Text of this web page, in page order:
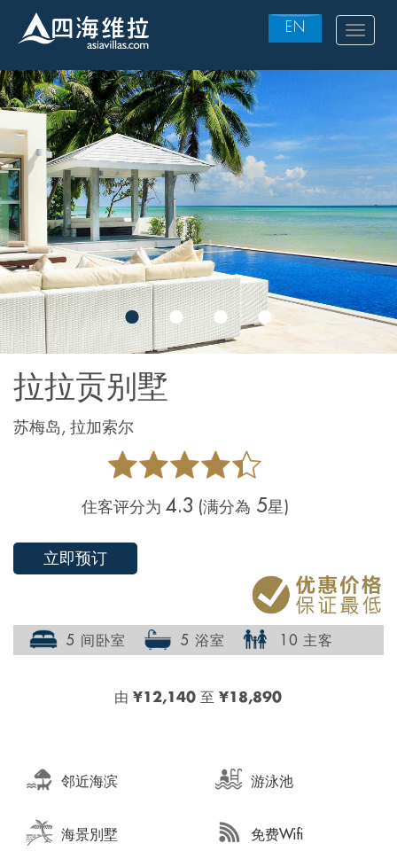
Skip
to
main
EN Toggle
拉拉贡别墅
苏梅岛, 拉加索尔
住客评分为 4.3 (满分為 5星)
立即预订
5 间卧室 5 浴室 10 主客
由¥12,140 至¥18,890
邻近海滨 游泳池
海景別墅 免费Wifi